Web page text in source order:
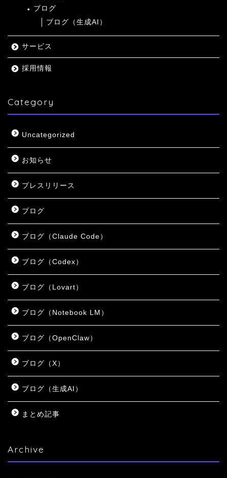
ブログ
ブログ（生成AI）
サービス
採用情報
Category
Uncategorized
お知らせ
プレスリリース
ブログ
ブログ（Claude Code）
ブログ（Codex）
ブログ（Lovart）
ブログ（Notebook LM）
ブログ（OpenClaw）
ブログ（X）
ブログ（生成AI）
まとめ記事
Archive